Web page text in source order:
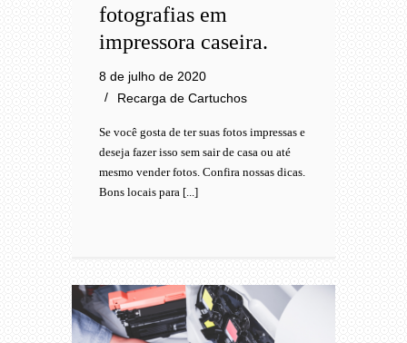
fotografias em
impressora caseira.
8 de julho de 2020
Recarga de Cartuchos
Se você gosta de ter suas fotos impressas e
deseja fazer isso sem sair de casa ou até
mesmo vender fotos. Confira nossas dicas.
Bons locais para [...]